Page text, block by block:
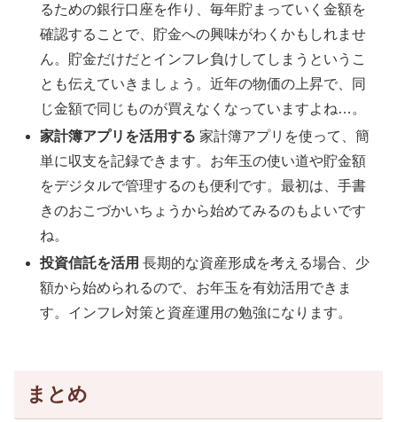
るための銀行口座を作り、毎年貯まっていく金額を
確認することで、貯金への興味がわくかもしれませ
ん。貯金だけだとインフレ負けしてしまうというこ
とも伝えていきましょう。近年の物価の上昇で、同
じ金額で同じものが買えなくなっていますよね…。
家計簿アプリを活用する 家計簿アプリを使って、簡
単に収支を記録できます。お年玉の使い道や貯金額
をデジタルで管理するのも便利です。最初は、手書
きのおこづかいちょうから始めてみるのもよいです
ね。
投資信託を活用 長期的な資産形成を考える場合、少
額から始められるので、お年玉を有効活用できま
す。インフレ対策と資産運用の勉強になります。
まとめ